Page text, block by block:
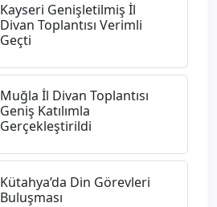
Kayseri Genişletilmiş İl
Divan Toplantısı Verimli
Geçti
Muğla İl Divan Toplantısı
Geniş Katılımla
Gerçekleştirildi
Kütahya’da Din Görevleri
Buluşması